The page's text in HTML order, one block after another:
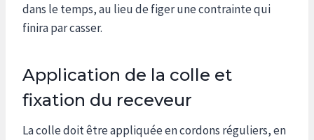
dans le temps, au lieu de figer une contrainte qui
finira par casser.
Application de la colle et
fixation du receveur
La colle doit être appliquée en cordons réguliers, en